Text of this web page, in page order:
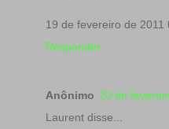
19 de fevereiro de 2011
Responder
Anônimo 20 de
Laurent disse...